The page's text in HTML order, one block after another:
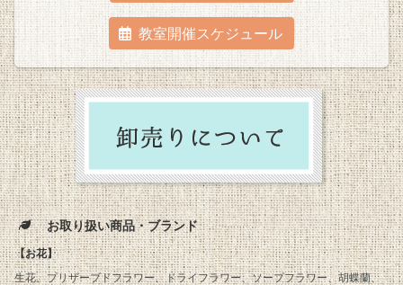
教室開催スケジュール
お取り扱い商品・ブランド
【お花】
生花、プリザーブドフラワー、ドライフラワー、ソープフラワー、胡蝶蘭、